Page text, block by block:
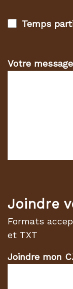
Temps
Votre message
Joindre
Formats
et TXT
Joindre mon